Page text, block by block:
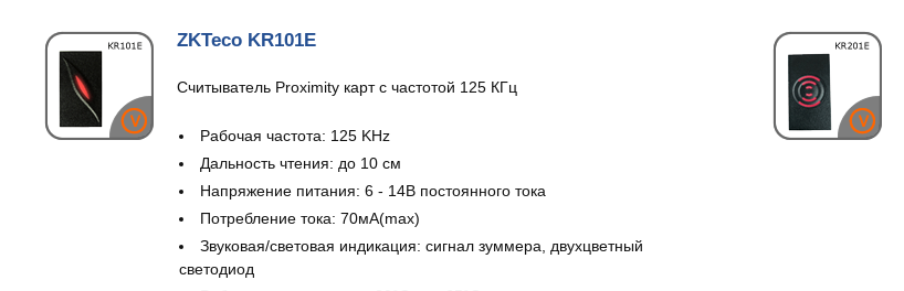
ZKTeco KR101E
Считыватель Proximity карт с частотой 125 КГц
Рабочая частота: 125 KHz
Дальность чтения: до 10 см
Напряжение питания: 6 - 14В постоянного тока
Потребление тока: 70мA(max)
Звуковая/световая индикация: сигнал зуммера, двухцветный
светодиод